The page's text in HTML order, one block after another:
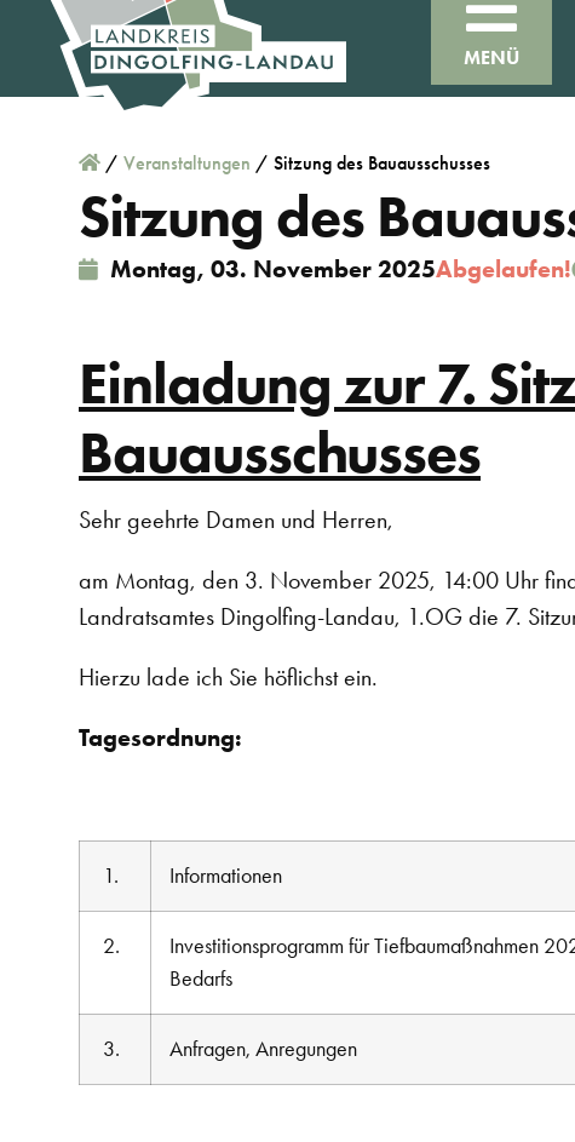
MENÜ
/ Veranstaltungen / Sitzung des Bauausschusses
Sitzung des
Montag, 03. November 2025Abgelaufen!
Einladung zur 7.
Bauausschusses
Sehr geehrte Damen und Herren,
am Montag, den 3. November 2025, 14:00 Uhr
Landratsamtes Dingolfing-Landau, 1.OG die 7.
Hierzu lade ich Sie höflichst ein.
Tagesordnung:
1. Informationen
2.
Investitionsprogramm für Tiefbaumaßnahmen
Bedarfs
3. Anfragen, Anregungen